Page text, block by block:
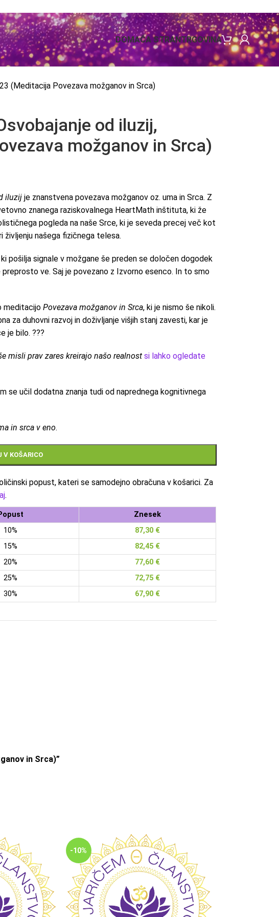
DOMAČA STRANTRGOVINA
(Meditacija Povezava možganov in Srca)
od iluzij,
možganov in Srca)
iluzij je znanstvena povezava možganov oz. uma in Srca. Z
znanega raziskovalnega HeartMath inštituta, ki že
pogleda na naše Srce, ki je seveda precej več kot
življenju našega fizičnega telesa.
pošilja signale v možgane še preden se določen dogodek
ve. Saj je povezano z Izvorno esenco. In to smo
meditacijoPovezava možganov in Srca, ki je nismo še nikoli.
za duhovni razvoj in doživljanje višjih stanj zavesti, kar je
je bilo. ???
misli prav zares kreirajo našo realnost si lahko ogledate
se učil dodatna znanja tudi od naprednega kognitivnega
in srca v eno.
V KOŠARICO
popust, kateri se samodejno obračuna v košarici. Za
.
Znesek
10% 87,30 €
15% 82,45 €
20% 77,60 €
25% 72,75 €
30% 67,90 €
in Srca)”
-10%